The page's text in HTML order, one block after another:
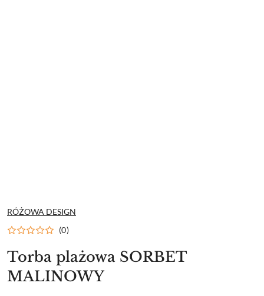
NAZWA
PRODUCENTA:
RÓŻOWA DESIGN
(0)
Torba plażowa SORBET
MALINOWY